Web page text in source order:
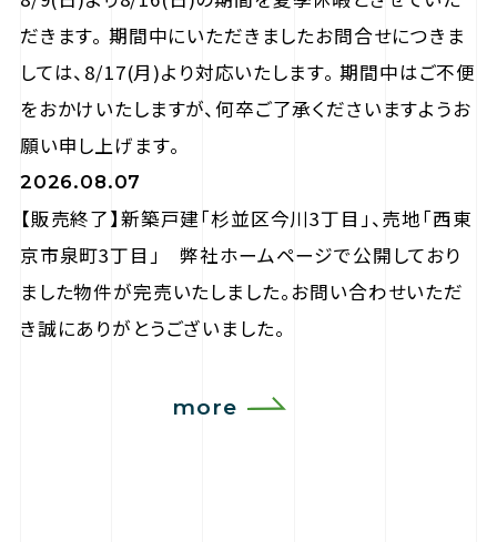
だきます。 期間中にいただきましたお問合せにつきま
しては、8/17(月)より対応いたします。 期間中はご不便
をおかけいたしますが、何卒ご了承くださいますようお
願い申し上げます。
2026.08.07
【販売終了】新築戸建「杉並区今川3丁目」、売地「西東
京市泉町3丁目」 弊社ホームページで公開しており
ました物件が完売いたしました。お問い合わせいただ
き誠にありがとうございました。
more